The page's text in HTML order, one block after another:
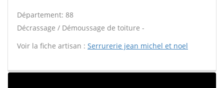
Département: 88
Décrassage / Démoussage de toiture -
Voir la fiche artisan : Serrurerie jean michel et noel